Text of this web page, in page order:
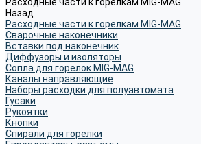
Назад
Расходные части к горелкам MIG-MAG
Сварочные наконечники
Вставки под наконечник
Диффузоры и изоляторы
Сопла для горелок MIG-MAG
Каналы направляющие
Наборы расходки для полуавтомата
Гусаки
Рукоятки
Кнопки
Спирали для горелки